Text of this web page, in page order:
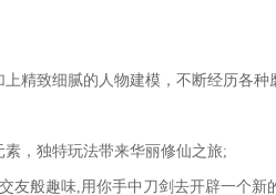
致细腻的人物建模，不断经历各种
，独特玩法带来华丽修仙之旅;
般趣味,用你手中刀剑去开辟一个新